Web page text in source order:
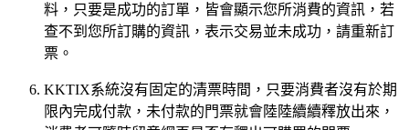
料，只要是成功的訂單，皆會顯示您所消費的資訊，若
查不到您所訂購的資訊，表示交易並未成功，請重新訂
票。
KKTIX系統沒有固定的清票時間，只要消費者沒有於期
限內完成付款，未付款的門票就會陸陸續續釋放出來，